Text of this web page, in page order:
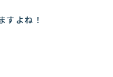
すよね！